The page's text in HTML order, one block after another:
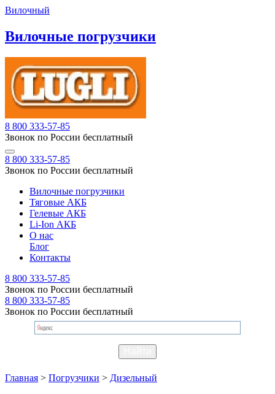
Вилочный
Вилочные погрузчики
8 800 333-57-85
Звонок по России бесплатный
8 800 333-57-85
Звонок по России бесплатный
Вилочные погрузчики
Тяговые АКБ
Гелевые АКБ
Li-Ion АКБ
О нас
Блог
Контакты
8 800 333-57-85
Звонок по России бесплатный
8 800 333-57-85
Звонок по России бесплатный
Главная > Погрузчики > Дизельный